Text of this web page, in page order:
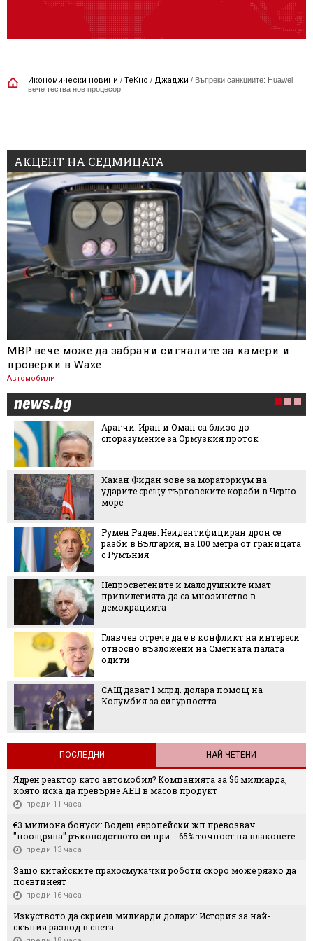
Икономически новини / ТеКно / Джаджи / Въпреки санкциите: Huawei
вече тества нов процесор
АКЦЕНТ НА СЕДМИЦАТА
МВР вече може да забрани сигналите за камери и
проверки в Waze
Автомобили
Арагчи: Иран и Оман са близо до
споразумение за Ормузкия проток
Хакан Фидан зове за мораториум на
ударите срещу търговските кораби в Черно
море
Румен Радев: Неидентифициран дрон се
разби в България, на 100 метра от границата
с Румъния
Непросветените и малодушните имат
привилегията да са мнозинство в
демокрацията
Главчев отрече да е в конфликт на интереси
относно възложени на Сметната палата
одити
САЩ дават 1 млрд. долара помощ на
Колумбия за сигурността
ПОСЛЕДНИ НАЙ-ЧЕТЕНИ
Ядрен реактор като автомобил? Компанията за $6 милиарда,
която иска да превърне АЕЦ в масов продукт
преди 11 часа
€3 милиона бонуси: Водещ европейски жп превозвач
"поощрява" ръководството си при... 65% точност на влаковете
преди 13 часа
Защо китайските прахосмукачки роботи скоро може рязко да
поевтинеят
преди 16 часа
Изкуството да скриеш милиарди долари: История за най-
скъпия развод в света